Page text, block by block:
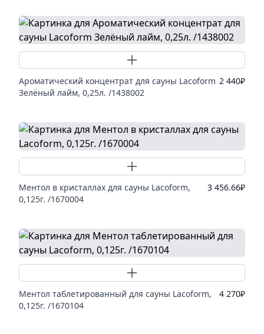
Добавить товар
Ароматический концентрат для сауны Lacoform
Зелёный лайм, 0,25л. /1438002
2 440₽
Добавить товар
Ментол в кристаллах для сауны Lacoform,
0,125г. /1670004
3 456.66₽
Добавить товар
Ментол таблетированный для сауны Lacoform,
0,125г. /1670104
4 270₽